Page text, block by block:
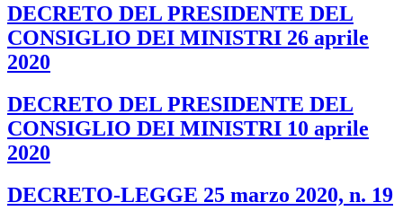
DECRETO DEL PRESIDENTE DEL
CONSIGLIO DEI MINISTRI 26 aprile
2020
DECRETO DEL PRESIDENTE DEL
CONSIGLIO DEI MINISTRI 10 aprile
2020
DECRETO-LEGGE 25 marzo 2020, n. 19